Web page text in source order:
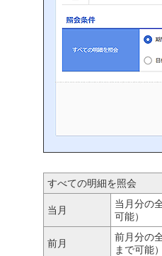
すべての明細を照会
当月
当月分の
可能）
前月
前月分の
まで可能